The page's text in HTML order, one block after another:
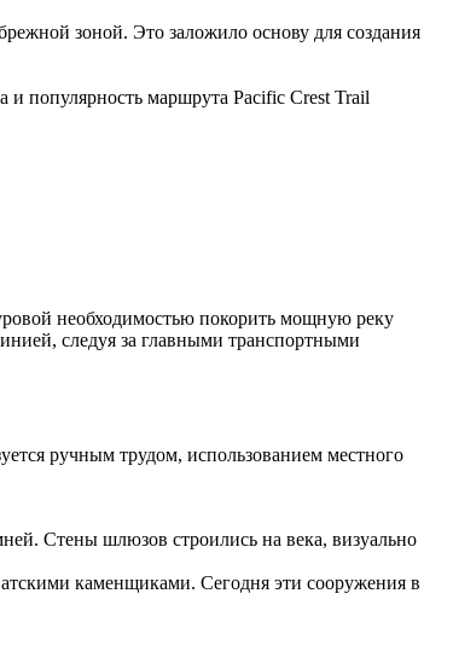
зоной. Это заложило основу для создания
и популярность маршрута Pacific Crest Trail
необходимостью покорить мощную реку
следуя за главными транспортными
ручным трудом, использованием местного
Стены шлюзов строились на века, визуально
каменщиками. Сегодня эти сооружения в